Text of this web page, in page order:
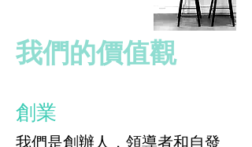
我們的價值觀
創業
我們是創辦人，領導者和自發